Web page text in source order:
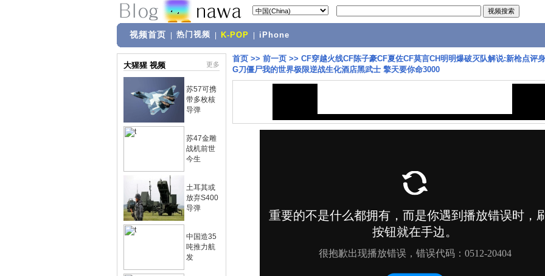
视频首页 热门视频 K-POP iPhone
大猩猩 视频 更多
苏57可携
带多枚核
导弹
苏47金雕
战机前世
今生
土耳其或
放弃S400
导弹
中国造35
吨推力航
发
首页 >> 前一页 >> CF穿越火线CF陈子豪CF夏佐CF莫言CH明明爆破灭队解说:新枪点评
G刀僵尸我的世界极限逆战生化酒店黑武士 擎天要你命3000